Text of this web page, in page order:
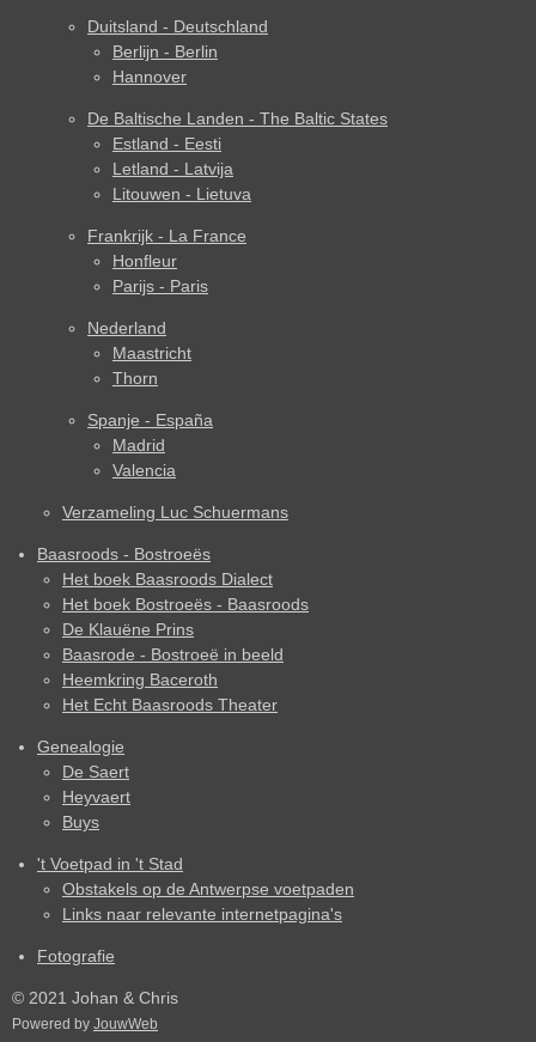
Duitsland - Deutschland
Berlijn - Berlin
Hannover
De Baltische Landen - The Baltic States
Estland - Eesti
Letland - Latvija
Litouwen - Lietuva
Frankrijk - La France
Honfleur
Parijs - Paris
Nederland
Maastricht
Thorn
Spanje - España
Madrid
Valencia
Verzameling Luc Schuermans
Baasroods - Bostroeës
Het boek Baasroods Dialect
Het boek Bostroeës - Baasroods
De Klauëne Prins
Baasrode - Bostroeë in beeld
Heemkring Baceroth
Het Echt Baasroods Theater
Genealogie
De Saert
Heyvaert
Buys
't Voetpad in 't Stad
Obstakels op de Antwerpse voetpaden
Links naar relevante internetpagina's
Fotografie
© 2021 Johan & Chris
Powered by JouwWeb